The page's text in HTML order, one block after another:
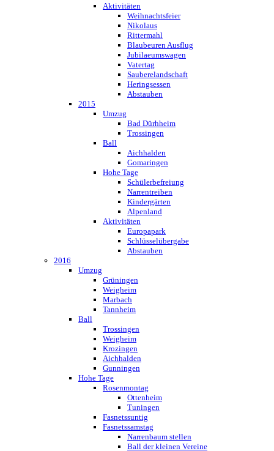
Aktivitäten
Weihnachtsfeier
Nikolaus
Rittermahl
Blaubeuren Ausflug
Jubilaeumswagen
Vatertag
Sauberelandschaft
Heringsessen
Abstauben
2015
Umzug
Bad Dürhheim
Trossingen
Ball
Aichhalden
Gomaringen
Hohe Tage
Schülerbefreiung
Narrentreiben
Kindergärten
Alpenland
Aktivitäten
Europapark
Schlüsselübergabe
Abstauben
2016
Umzug
Grüningen
Weigheim
Marbach
Tannheim
Ball
Trossingen
Weigheim
Krozingen
Aichhalden
Gunningen
Hohe Tage
Rosenmontag
Ottenheim
Tuningen
Fasnetssuntig
Fasnetssamstag
Narrenbaum stellen
Ball der kleinen Vereine